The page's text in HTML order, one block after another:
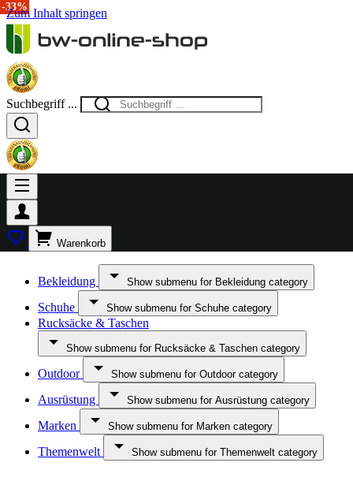
Zum Inhalt springen
Suchbegriff ...
Warenkorb
Bekleidung Show submenu for Bekleidung category
Schuhe Show submenu for Schuhe category
Rucksäcke & Taschen
Show submenu for Rucksäcke & Taschen category
Outdoor Show submenu for Outdoor category
Ausrüstung Show submenu for Ausrüstung category
Marken Show submenu for Marken category
Themenwelt Show submenu for Themenwelt category
-15%
-30%
-20%
-20%
-38%
-33%